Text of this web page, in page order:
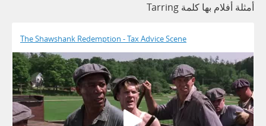
أمثلة أفلام بها كلمة Tarring
The Shawshank Redemption - Tax Advice Scene